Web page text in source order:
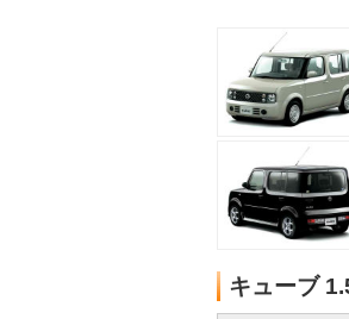
キューブ